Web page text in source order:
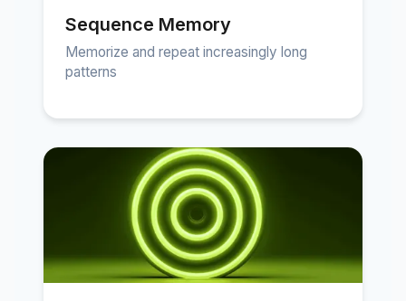
Sequence Memory
Memorize and repeat increasingly long
patterns